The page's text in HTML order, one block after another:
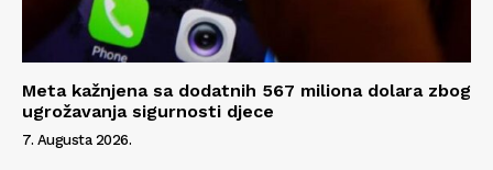
Meta kažnjena sa dodatnih 567 miliona dolara zbog
ugrožavanja sigurnosti djece
7. Augusta 2026.